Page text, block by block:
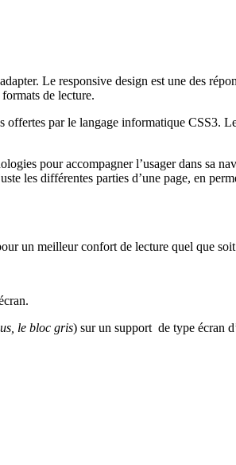
Le responsive design est une des
de lecture.
par le langage informatique CSS3.
pour accompagner l’usager dans sa
les différentes parties d’une page, en
un meilleur confort de lecture quel que
le bloc gris) sur un support de type écran